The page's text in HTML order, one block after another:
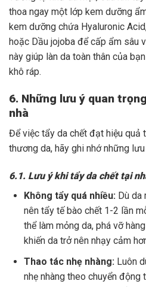
thoa ngay một lớp kem dưỡng
kem dưỡng chứa Hyaluronic
hoặc Dầu jojoba để cấp ẩm sâu
này giúp làn da toàn thân của
khô ráp.
6. Những lưu ý quan
nhà
Để việc tẩy da chết đạt hiệu quả
thương da, hãy ghi nhớ những
6.1. Lưu ý khi tẩy da chết tại
Không tẩy quá nhiều: Dù da
nên tẩy tế bào chết 1-2 lần
thể làm mỏng da, phá vỡ
khiến da trở nên nhạy cảm
Thao tác nhẹ nhàng: Luôn
nhẹ nhàng theo chuyển động